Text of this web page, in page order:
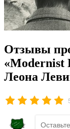
Отзывы
«Modernist
Леона